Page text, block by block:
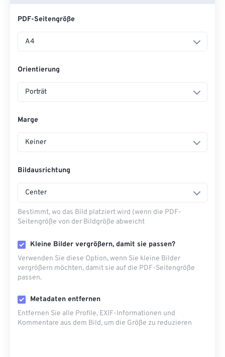
PDF-Seitengröße
A4
Orientierung
Porträt
Marge
Keiner
Bildausrichtung
Center
Bestimmt, wo das Bild platziert wird (wenn die PDF-
Seitengröße von der Bildgröße abweicht
Kleine Bilder vergrößern, damit sie passen?
Verwenden Sie diese Option, wenn Sie kleine Bilder
vergrößern möchten, damit sie auf die PDF-Seitengröße
passen.
Metadaten entfernen
Entfernen Sie alle Profile, EXIF-Informationen und
Kommentare aus dem Bild, um die Größe zu reduzieren